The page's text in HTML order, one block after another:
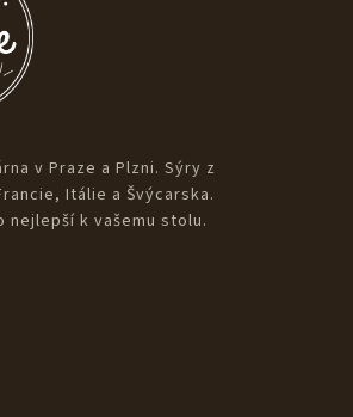
v Praze a Plzni. Sýry z
Itálie a Švýcarska.
nejlepší k vašemu stolu.